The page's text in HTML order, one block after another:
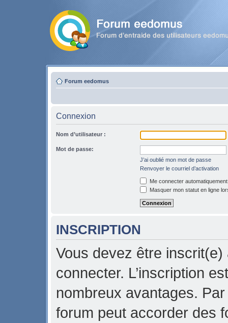
Forum eedomus
Connexion
Nom d’utilisateur :
Mot de passe:
J’ai oublié mon mot de passe
Renvoyer le courriel d’activation
Me connecter
Masquer mon statut en ligne
INSCRIPTION
Vous devez être
connecter. L’inscription
nombreux avantages.
forum peut accorder des